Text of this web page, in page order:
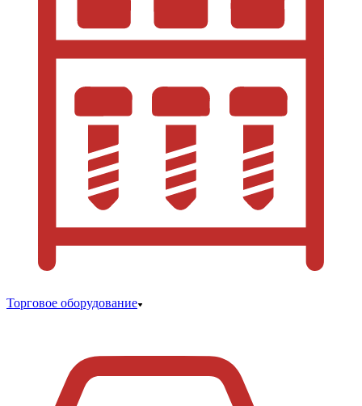
Торговое оборудование